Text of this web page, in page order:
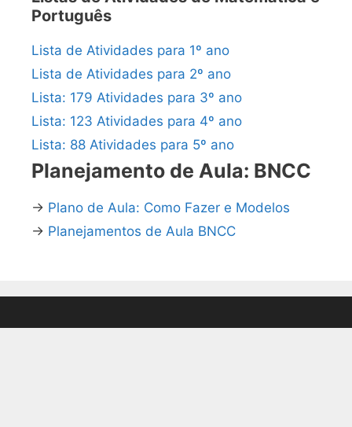
Português
Lista de Atividades para 1º ano
Lista de Atividades para 2º ano
Lista: 179 Atividades para 3º ano
Lista: 123 Atividades para 4º ano
Lista: 88 Atividades para 5º ano
Planejamento de Aula: BNCC
→ Plano de Aula: Como Fazer e Modelos
→ Planejamentos de Aula BNCC